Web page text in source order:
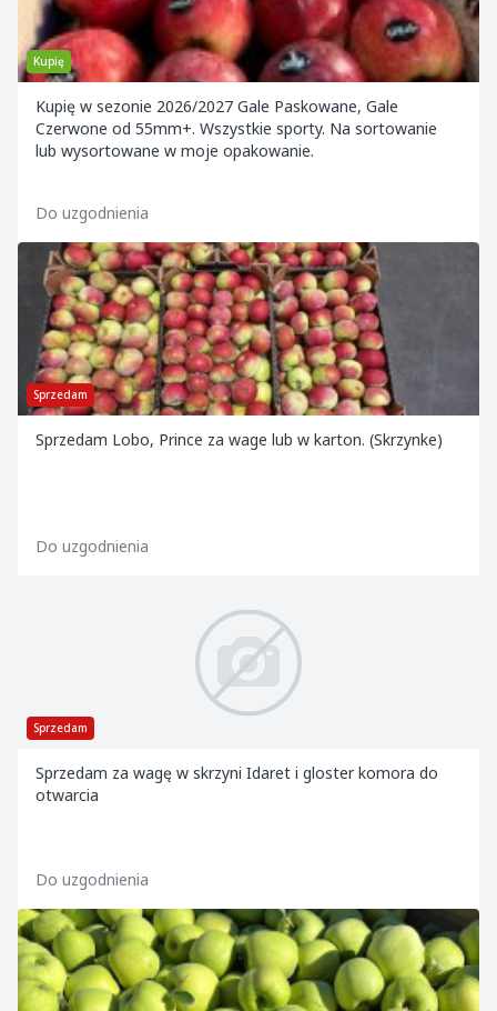
Kupię
Kupię w sezonie 2026/2027 Gale Paskowane, Gale
Czerwone od 55mm+. Wszystkie sporty. Na sortowanie
lub wysortowane w moje opakowanie.
Do uzgodnienia
Sprzedam
Sprzedam Lobo, Prince za wage lub w karton. (Skrzynke)
Do uzgodnienia
Sprzedam
Sprzedam za wagę w skrzyni Idaret i gloster komora do
otwarcia
Do uzgodnienia